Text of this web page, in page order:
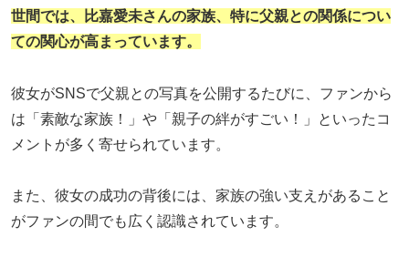
世間では、比嘉愛未さんの家族、特に父親との関係につい
ての関心が高まっています。
彼女がSNSで父親との写真を公開するたびに、ファンから
は「素敵な家族！」や「親子の絆がすごい！」といったコ
メントが多く寄せられています。
また、彼女の成功の背後には、家族の強い支えがあること
がファンの間でも広く認識されています。